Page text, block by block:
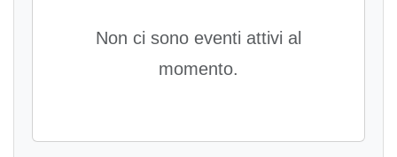
Non ci sono eventi attivi al
momento.